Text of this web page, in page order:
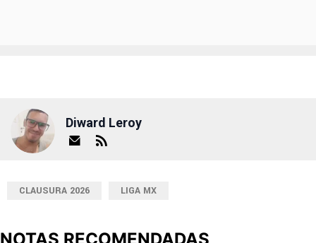
Diward Leroy
CLAUSURA 2026 LIGA MX